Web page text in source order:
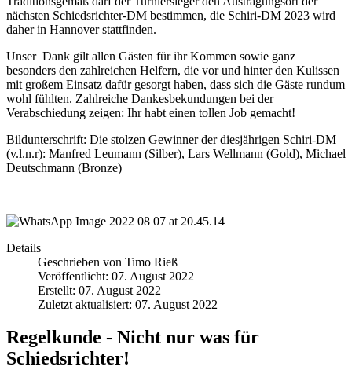
nächsten Schiedsrichter-DM bestimmen, die Schiri-DM 2023 wird
daher in Hannover stattfinden.
Unser Dank gilt allen Gästen für ihr Kommen sowie ganz
besonders den zahlreichen Helfern, die vor und hinter den Kulissen
mit großem Einsatz dafür gesorgt haben, dass sich die Gäste rundum
wohl fühlten. Zahlreiche Dankesbekundungen bei der
Verabschiedung zeigen: Ihr habt einen tollen Job gemacht!
Bildunterschrift: Die stolzen Gewinner der diesjährigen Schiri-DM
(v.l.n.r): Manfred Leumann (Silber), Lars Wellmann (Gold), Michael
Deutschmann (Bronze)
Details
Geschrieben von Timo Rieß
Veröffentlicht: 07. August 2022
Erstellt: 07. August 2022
Zuletzt aktualisiert: 07. August 2022
Regelkunde - Nicht nur was für
Schiedsrichter!